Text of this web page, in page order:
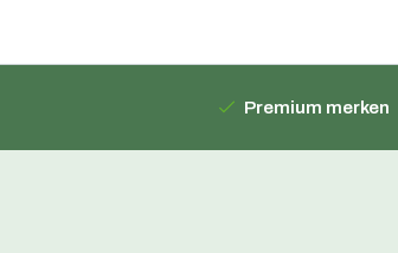
Premium merken